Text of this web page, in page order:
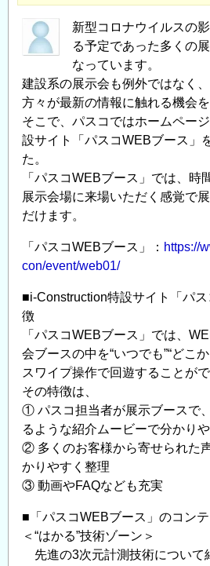
WEB
ブ
ー
を
リ
ニ
ュ
ー
ア
ル！
／
動
画
i-
Construction
関
連
技
術
分
か
り
す
く
解
新型コロナウイルスの
る予定であった多くの
なっています。
建設系の展示会も例外ではなく
方々が最新の情報に触れる機会を
そこで、パスコではホームペー
設サイト「パスコWEBブース」
た。
「パスコWEBブース」では、時
展示会場に来場いただく感覚で
だけます。
「パスコWEBブース」： https://
con/event/web01/
■i-Construction特設サイト「パ
徴
「パスコWEBブース」では、
会ブースの中を“いつでも”“どこ
スワイプ操作で回遊することが
その特徴は、
① パスコ担当者が展示ブースで
るような紹介ムービーで分かりや
② 多くのお客様から寄せられた
かりやすく整理
③ 動画やFAQなども充実
■「パスコWEBブース」のコン
＜“はかる”技術ゾーン＞
先進の3次元計測技術について